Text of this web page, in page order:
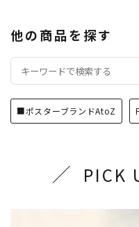
他の商品を探す
■ポスターブランドAtoZ
PICK